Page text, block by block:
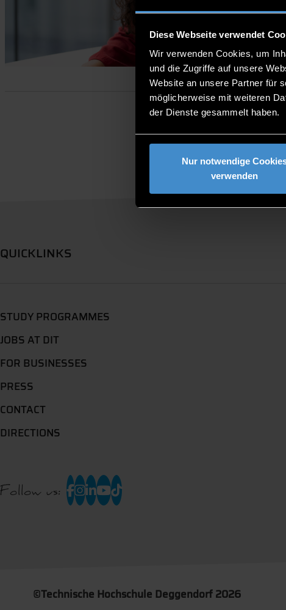
Diese Webseite verwendet
Wir verwenden Cookies, um
und die Zugriffe auf unsere
Website an unsere Partner für
möglicherweise mit weiteren
der Dienste gesammelt haben.
Nur notwendige
verwenden
QUICKLINKS
STUDY PROGRAMMES
JOBS AT DIT
FOR BUSINESSES
PRESS
CONTACT
DIRECTIONS
Follow us:
©Technische Hochschule Deggendorf 2026